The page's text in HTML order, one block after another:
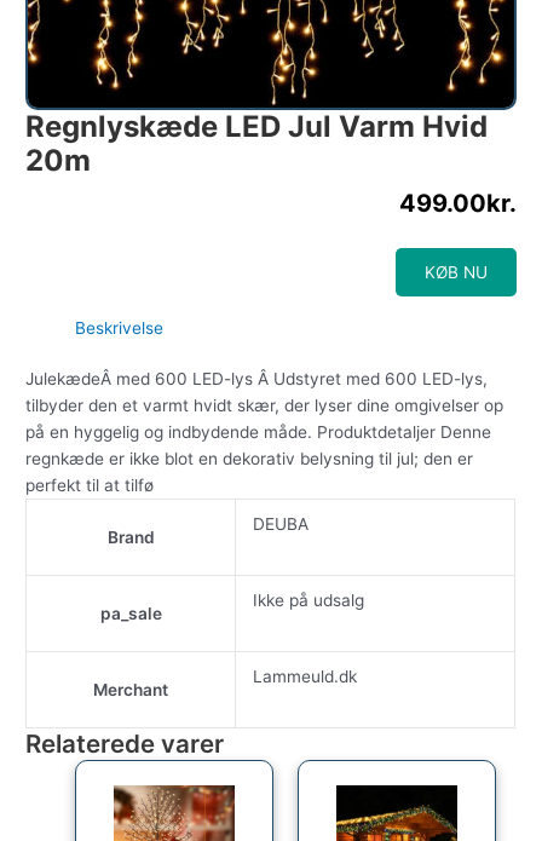
Regnlyskæde LED Jul Varm Hvid
20m
499.00kr.
KØB NU
Beskrivelse
JulekædeÂ med 600 LED-lys Â Udstyret med 600 LED-lys,
tilbyder den et varmt hvidt skær, der lyser dine omgivelser op
på en hyggelig og indbydende måde. Produktdetaljer Denne
regnkæde er ikke blot en dekorativ belysning til jul; den er
perfekt til at tilfø
Brand
DEUBA
pa_sale
Ikke på udsalg
Merchant
Lammeuld.dk
Relaterede varer